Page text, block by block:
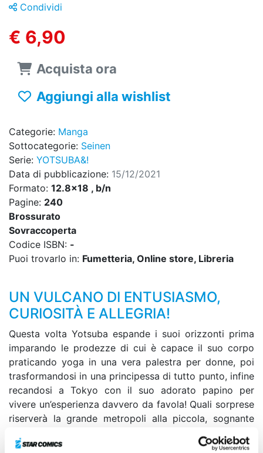
Condividi
€ 6,90
Acquista ora
Aggiungi alla wishlist
Categorie: Manga
Sottocategorie: Seinen
Serie: YOTSUBA&!
Data di pubblicazione: 15/12/2021
Formato: 12.8x18 , b/n
Pagine: 240
Brossurato
Sovraccoperta
Codice ISBN: -
Puoi trovarlo in: Fumetteria, Online store, Libreria
UN VULCANO DI ENTUSIASMO,
CURIOSITÀ E ALLEGRIA!
Questa volta Yotsuba espande i suoi orizzonti prima
imparando le prodezze di cui è capace il suo corpo
praticando yoga in una vera palestra per donne, poi
trasformandosi in una principessa di tutto punto, infine
recandosi a Tokyo con il suo adorato papino per
vivere un’esperienza davvero da favola! Quali sorprese
riserverà la grande metropoli alla piccola, sognante